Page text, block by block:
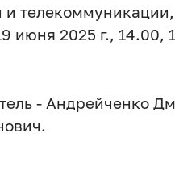
и
июня 2025 г., 14.00,
- Андрейченко